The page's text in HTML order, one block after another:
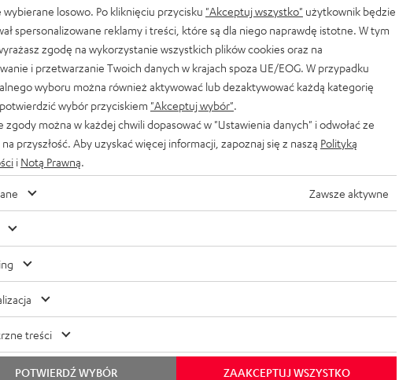
wydajny wzmacniacz
i wysokim poziomie
firmę Teufel gwarantuje
wszystkich
wszystkie pliki CAD,
bezpłatnie do
Link umożliwia sparowanie
aplikacja Teufel Go do
do odtwarzania na
Fast Pair
wybierane losowo. Po kliknięciu przycisku "Akceptuj wszystko" użytkownik będzie
spersonalizowane reklamy i treści, które są dla niego naprawdę istotne. W tym
zgodę na wykorzystanie wszystkich plików cookies oraz na
i przetwarzanie Twoich danych w krajach spoza UE/EOG. W przypadku
wyboru można również aktywować lub dezaktywować każdą kategorię
wybór przyciskiem "Akceptuj wybór"
zgody można w każdej chwili dopasować w "Ustawienia danych" i odwołać ze
przyszłość. Aby uzyskać więcej informacji, zapoznaj się z naszą Polityką
i Notą Prawną
Zawsze aktywne
treści
ZAAKCEPTUJ WSZYSTKO
POTWIERDŹ WYBÓR